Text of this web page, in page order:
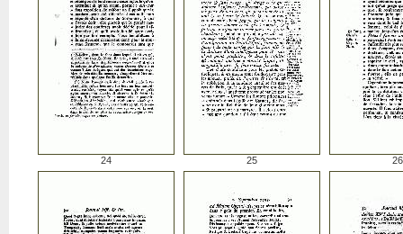
24 25 26